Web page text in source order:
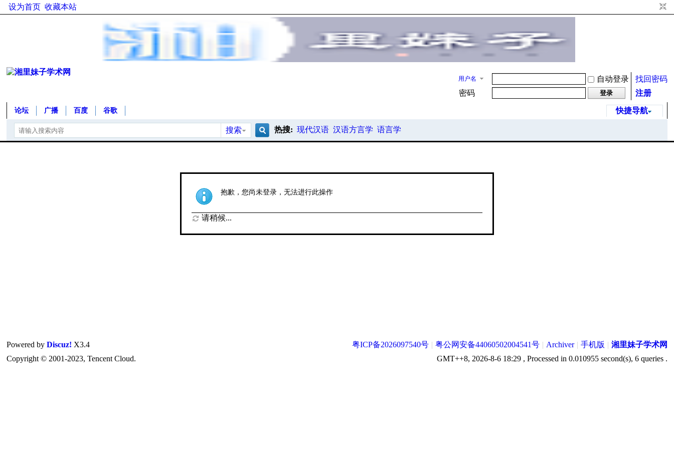
设为首页 收藏本站
用户名 自动登录
找回密码
密码
登录 注册
快捷导航
论坛 广播 百度 谷歌
搜索
索
热搜: 现代汉语 汉语方言学 语言学
抱歉，您尚未登录，无法进行此操作
请稍候...
粤ICP备2026097540号 | 粤公网安备44060502004541号 | Archiver | 手机版 | 湘里妹子学术网
GMT++8, 2026-8-6 18:29, Processed in 0.010955 second(s), 6 queries .
Powered byDiscuz! X3.4
Copyright © 2001-2023, Tencent Cloud.